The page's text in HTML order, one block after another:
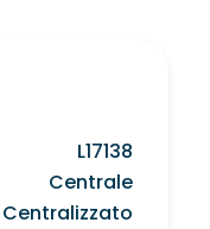
L17138
Centrale
Centralizzato